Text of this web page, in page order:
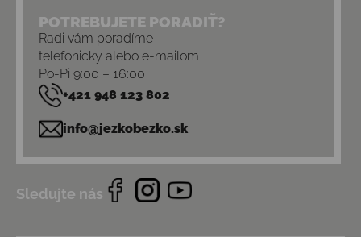
POTREBUJETE PORADIŤ?
Radi vám poradíme
telefonicky alebo e-mailom
Po-Pi 9:00 – 16:00
+421 948 123 802
info@jezkobezko.sk
Sledujte nás